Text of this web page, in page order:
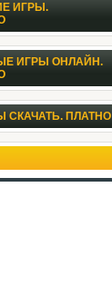
ИГРЫ.
ИГРЫ ОНЛАЙН.
СКАЧАТЬ. ПЛАТНО